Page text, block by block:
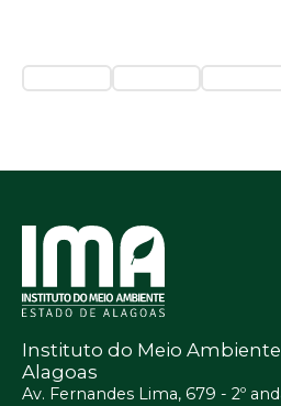
Instituto do Meio
Alagoas
Av. Fernandes Lima, 679 - 2º